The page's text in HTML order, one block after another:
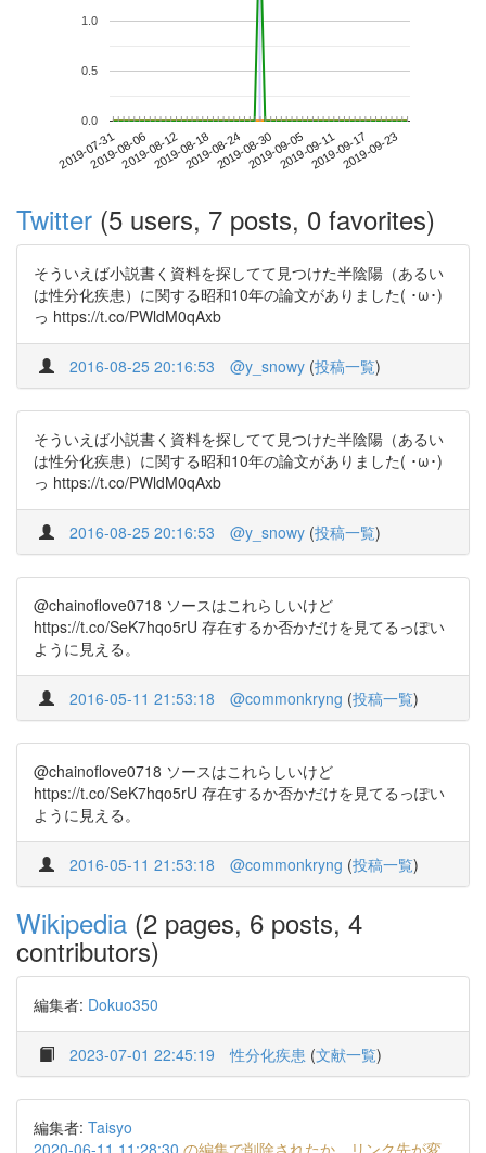
2019-07-312019-08-062019-08-122019-08-182019-08-242019-08-302019-09-052019-09-112019-09-172019-09-23
0.0
0.5
1.0
Twitter (5 users, 7 posts, 0 favorites)
そういえば小説書く資料を探してて見つけた半陰陽（あるい
は性分化疾患）に関する昭和10年の論文がありました( ･ω･)
っ https://t.co/PWldM0qAxb
2016-08-25 20:16:53 @y_snowy (投稿一覧)
そういえば小説書く資料を探してて見つけた半陰陽（あるい
は性分化疾患）に関する昭和10年の論文がありました( ･ω･)
っ https://t.co/PWldM0qAxb
2016-08-25 20:16:53 @y_snowy (投稿一覧)
@chainoflove0718 ソースはこれらしいけど
https://t.co/SeK7hqo5rU 存在するか否かだけを見てるっぽい
ように見える。
2016-05-11 21:53:18 @commonkryng (投稿一覧)
@chainoflove0718 ソースはこれらしいけど
https://t.co/SeK7hqo5rU 存在するか否かだけを見てるっぽい
ように見える。
2016-05-11 21:53:18 @commonkryng (投稿一覧)
Wikipedia (2 pages, 6 posts, 4
contributors)
編集者: Dokuo350
2023-07-01 22:45:19 性分化疾患 (文献一覧)
編集者: Taisyo
2020-06-11 11:28:30 の編集で削除されたか、リンク先が変